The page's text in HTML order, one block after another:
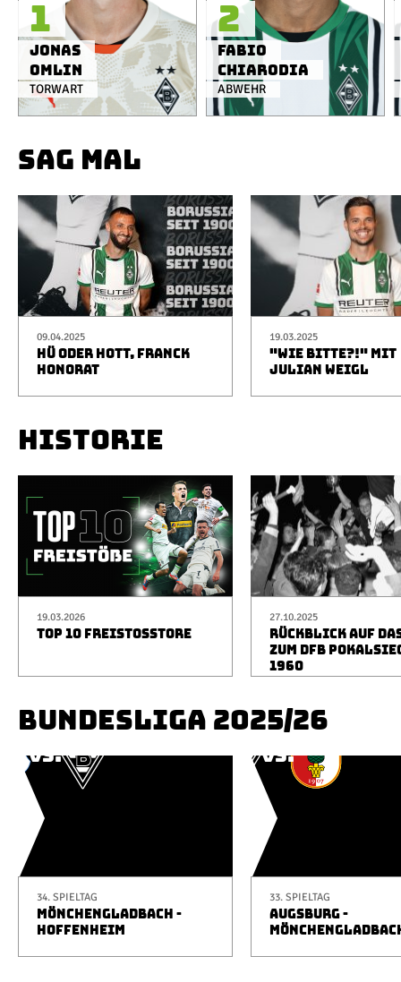
TORWART
Jonas
Omlin
1
ABWEHR
Fabio
Chiarodia
2
SAG MAL
09.04.2025
HÜ ODER HOTT, FRANCK
HONORAT
19.03.2025
"WIE BITTE?!" MIT
JULIAN WEIGL
HISTORIE
19.03.2026
TOP 10 FREISTOSSTORE
27.10.2025
RÜCKBLICK AUF
ZUM DFB
1960
BUNDESLIGA 2025/26
34. SPIELTAG
MÖNCHENGLADBACH -
HOFFENHEIM
33. SPIELTAG
AUGSBURG -